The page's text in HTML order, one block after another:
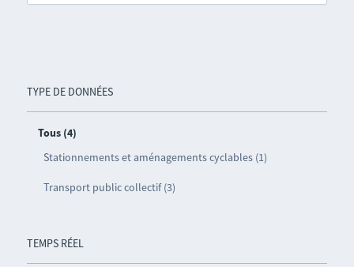
TYPE DE DONNÉES
Tous (4)
Stationnements et aménagements cyclables (1)
Transport public collectif (3)
TEMPS RÉEL